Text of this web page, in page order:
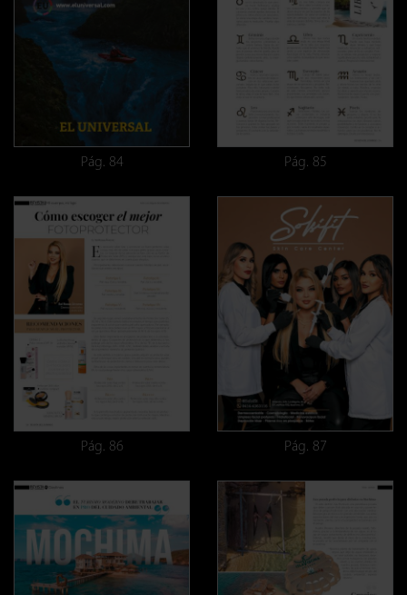
Pág. 84 Pág. 85
Pág. 86 Pág. 87